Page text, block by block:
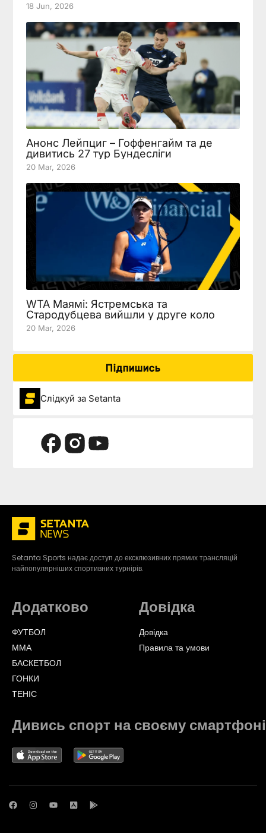
18 Jun, 2026
Анонс Лейпциг – Гоффенгайм та де
дивитись 27 тур Бундесліги
20 Mar, 2026
WTA Маямі: Ястремська та
Стародубцева вийшли у друге коло
20 Mar, 2026
Підпишись
Слідкуй за Setanta
Setanta Sports надає доступ до ексклюзивних прямих трансляцій
найпопулярніших спортивних турнірів.
Додатково
ФУТБОЛ
ММА
БАСКЕТБОЛ
ГОНКИ
TЕНІС
Довідка
Довідка
Правила та умови
Дивись спорт на своєму смартфоні